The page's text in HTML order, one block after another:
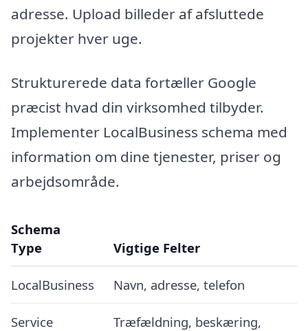
adresse. Upload billeder af afsluttede
projekter hver uge.
Strukturerede data fortæller Google
præcist hvad din virksomhed tilbyder.
Implementer LocalBusiness schema med
information om dine tjenester, priser og
arbejdsområde.
Schema
Type
Vigtige Felter
LocalBusiness Navn, adresse, telefon
Service
Træfældning, beskæring,